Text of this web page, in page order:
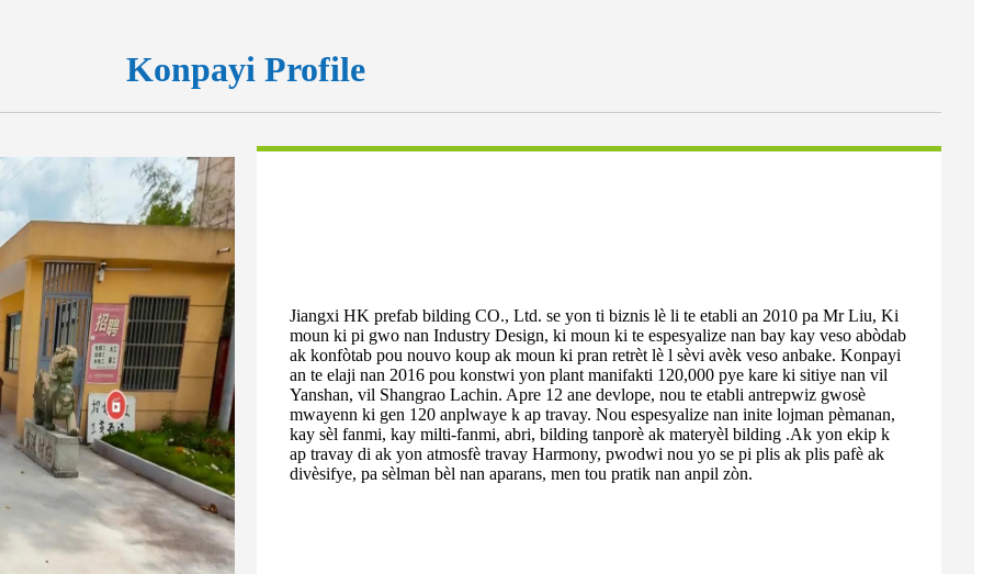
Konpayi Profile
Jiangxi HK prefab bilding CO., Ltd. se yon ti biznis lè li te etabli an 2010 pa Mr Liu, Ki
moun ki pi gwo nan Industry Design, ki moun ki te espesyalize nan bay kay veso abòdab
ak konfòtab pou nouvo koup ak moun ki pran retrèt lè l sèvi avèk veso anbake. Konpayi
an te elaji nan 2016 pou konstwi yon plant manifakti 120,000 pye kare ki sitiye nan vil
Yanshan, vil Shangrao Lachin. Apre 12 ane devlope, nou te etabli antrepwiz gwosè
mwayenn ki gen 120 anplwaye k ap travay. Nou espesyalize nan inite lojman pèmanan,
kay sèl fanmi, kay milti-fanmi, abri, bilding tanporè ak materyèl bilding .Ak yon ekip k
ap travay di ak yon atmosfè travay Harmony, pwodwi nou yo se pi plis ak plis pafè ak
divèsifye, pa sèlman bèl nan aparans, men tou pratik nan anpil zòn.